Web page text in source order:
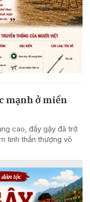
mạnh ở miền
cao, đẩy gậy đã trở
tinh thần thượng võ